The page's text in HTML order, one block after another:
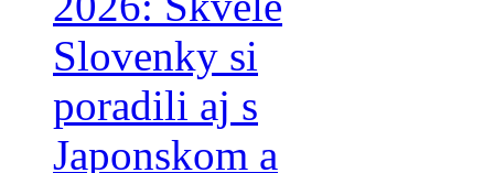
Slovenky si
poradili aj s
Japonskom a